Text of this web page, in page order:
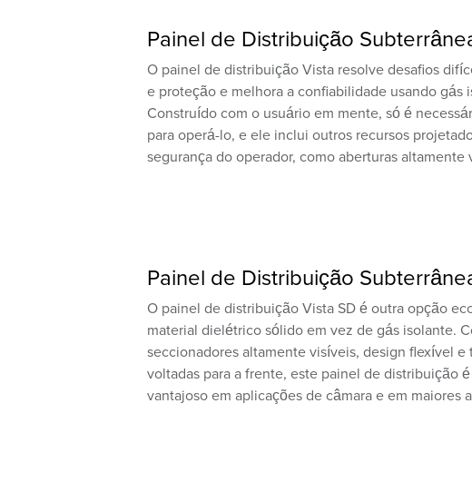
Painel de Distribuição
O painel de distribuição Vista resolve desafios
e proteção e melhora a confiabilidade usando gás
Construído com o usuário em mente, só é
para operá-lo, e ele inclui outros recursos
segurança do operador, como aberturas altamente
Painel de Distribuição
O painel de distribuição Vista SD é outra opção
material dielétrico sólido em vez de gás isolante.
seccionadores altamente visíveis, design flexível e
voltadas para a frente, este painel de distribuição
vantajoso em aplicações de câmara e em maiores